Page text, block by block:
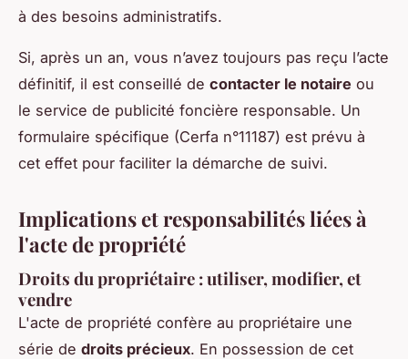
à des besoins administratifs.
Si, après un an, vous n’avez toujours pas reçu l’acte
définitif, il est conseillé de contacter le notaire ou
le service de publicité foncière responsable. Un
formulaire spécifique (Cerfa n°11187) est prévu à
cet effet pour faciliter la démarche de suivi.
Implications et responsabilités liées à
l'acte de propriété
Droits du propriétaire : utiliser, modifier, et
vendre
L'acte de propriété confère au propriétaire une
série de droits précieux. En possession de cet